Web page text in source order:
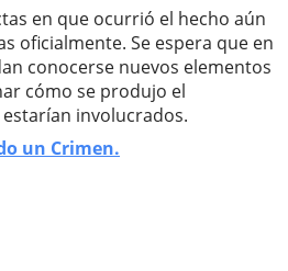
en que ocurrió el hecho aún
oficialmente. Se espera que en
conocerse nuevos elementos
cómo se produjo el
involucrados.
un Crimen.